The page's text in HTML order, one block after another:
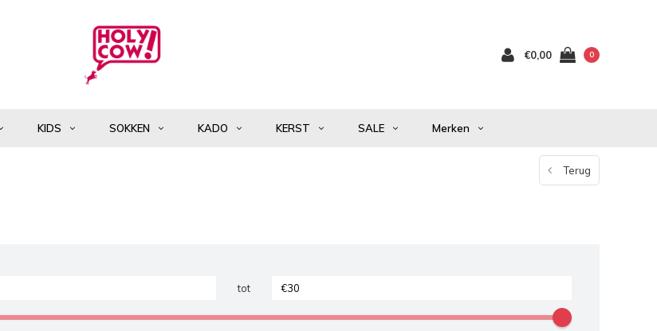
€0,00 0
KIDS SOKKEN KADO KERST SALE Merken
Terug
tot